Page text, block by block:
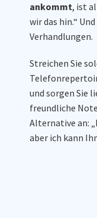
ankommt, ist
wir das hin.“
Verhandlungen.
Streichen Sie
und sorgen Sie
freundliche
Alternative an:
aber ich kann